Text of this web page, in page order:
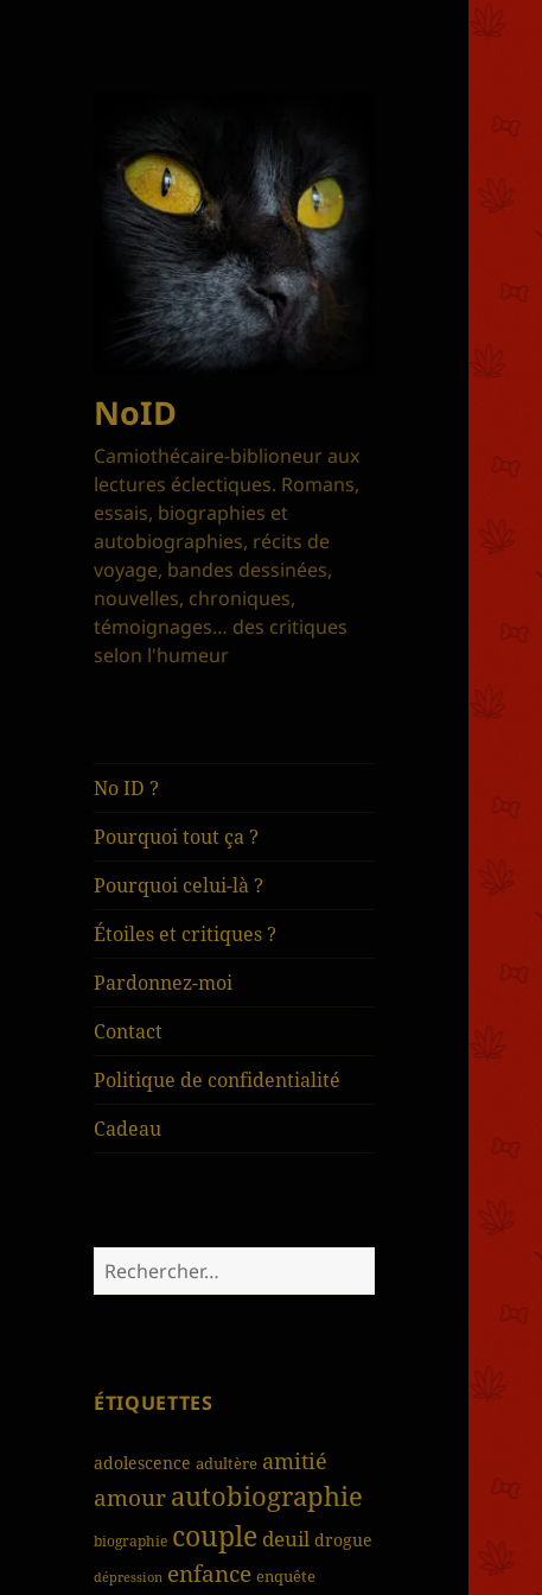
NoID
Camiothécaire-biblioneur aux
lectures éclectiques. Romans,
essais, biographies et
autobiographies, récits de
voyage, bandes dessinées,
nouvelles, chroniques,
témoignages… des critiques
selon l'humeur
No ID ?
Pourquoi tout ça ?
Pourquoi celui-là ?
Étoiles et critiques ?
Pardonnez-moi
Contact
Politique de confidentialité
Cadeau
Rechercher :
ÉTIQUETTES
adolescence adultère amitié
amourautobiographie
biographie couple deuil drogue
dépression enfance enquête